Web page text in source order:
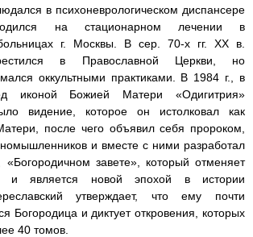
в психоневрологическом диспансере
на стационарном лечении в
больницах г. Москвы. В сер. 70-х гг. XX в.
в Православной Церкви, но
оккультными практиками. В 1984 г., в
иконой Божией Матери «Одигитрия»
видение, которое он истолковал как
после чего объявил себя пророком,
и вместе с ними разработал
завете», который отменяет
и является новой эпохой в истории
утверждает, что ему почти
Богородица и диктует откровения, которых
40 томов.